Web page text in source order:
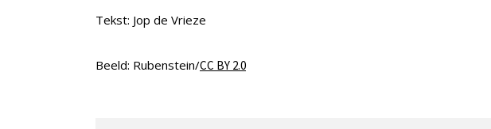
Tekst: Jop de Vrieze
Beeld: Rubenstein/CC BY 2.0